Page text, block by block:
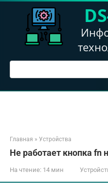
Перейти
Поиск:
Главная » Устройства
Не работает кнопка fn
На чтение: 14 мин